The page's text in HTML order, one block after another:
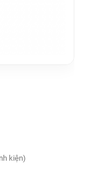
kiện)